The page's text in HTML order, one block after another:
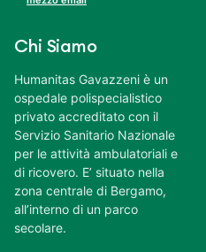
Chi Siamo
Humanitas Gavazzeni è un
ospedale polispecialistico
privato accreditato con il
Servizio Sanitario Nazionale
per le attività ambulatoriali e
di ricovero. E’ situato nella
zona centrale di Bergamo,
all’interno di un parco
secolare.